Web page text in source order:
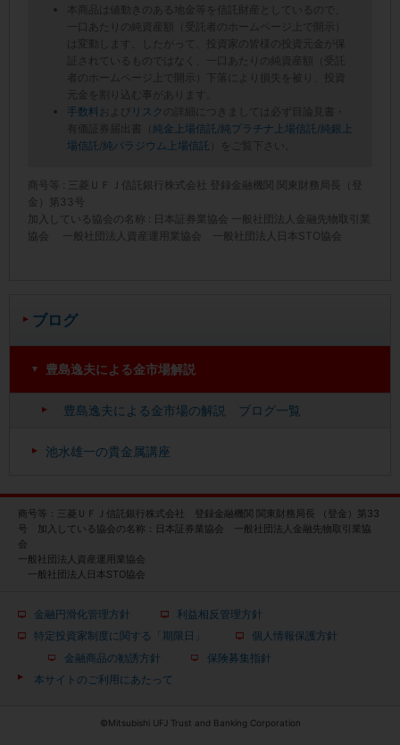
ブログ
豊島逸夫による金市場解説
豊島逸夫による金市場の解説 ブログ一覧
池水雄一の貴金属講座
本商品は値動きのある地金等を信託財産としているので、
一口あたりの純資産額（受託者のホームページ上で開示）
は変動します。したがって、投資家の皆様の投資元金が保
証されているものではなく、一口あたりの純資産額（受託
者のホームページ上で開示）下落により損失を被り、投資
元金を割り込む事があります。
手数料
および リスク
の詳細につきましては必ず目論見書・
有価証券届出書（ 純金上場信託 /純プラチナ上場信託 /純銀上
場信託 /純パラジウム上場信託 ）をご覧下さい。
商号等 : 三菱ＵＦＪ信託銀行株式会社 登録金融機関 関東財務局長（登
金）第33号
加入している協会の名称 : 日本証券業協会 一般社団法人金融先物取引業
協会 一般社団法人資産運用業協会 一般社団法人日本STO協会
商号等：三菱ＵＦＪ信託銀行株式会社 登録金融機関 関東財務局長 （登金）第33
号 加入している協会の名称：日本証券業協会 一般社団法人金融先物取引業協
会
一般社団法人資産運用業協会
一般社団法人日本STO協会
金融円滑化管理方針
利益相反管理方針
特定投資家制度に関する「期限日」
個人情報保護方針
金融商品の勧誘方針
保険募集指針
本サイトのご利用にあたって
©Mitsubishi UFJ Trust and Banking Corporation